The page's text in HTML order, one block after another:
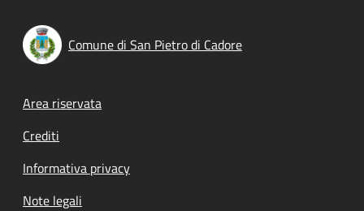
Comune di San Pietro di Cadore
Footer menu
Area riservata
Crediti
Informativa privacy
Note legali